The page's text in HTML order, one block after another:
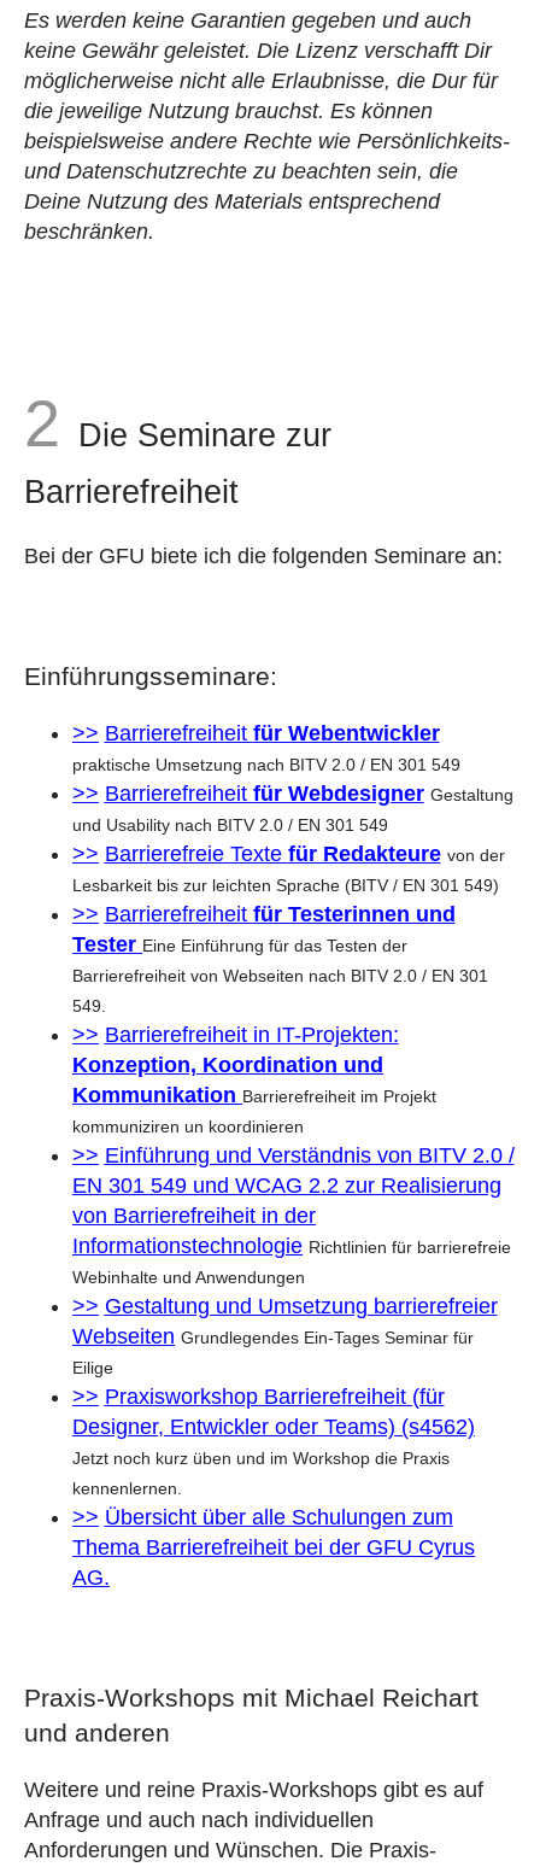
Es werden keine Garantien gegeben und auch
keine Gewähr geleistet. Die Lizenz verschafft Dir
möglicherweise nicht alle Erlaubnisse, die Dur für
die jeweilige Nutzung brauchst. Es können
beispielsweise andere Rechte wie Persönlichkeits-
und Datenschutzrechte zu beachten sein, die
Deine Nutzung des Materials entsprechend
beschränken.
Die Seminare zur
Barrierefreiheit
Bei der GFU biete ich die folgenden Seminare an:
Einführungsseminare:
Barrierefreiheit für Webentwickler
praktische Umsetzung nach BITV 2.0 / EN 301 549
Barrierefreiheit für Webdesigner Gestaltung
und Usability nach BITV 2.0 / EN 301 549
Barrierefreie Texte für Redakteure von der
Lesbarkeit bis zur leichten Sprache (BITV / EN 301 549)
Barrierefreiheit für Testerinnen und
Tester Eine Einführung für das Testen der
Barrierefreiheit von Webseiten nach BITV 2.0 / EN 301
549.
Barrierefreiheit in IT-Projekten:
Konzeption, Koordination und
Kommunikation Barrierefreiheit im Projekt
kommuniziren un koordinieren
Einführung und Verständnis von BITV 2.0 /
EN 301 549 und WCAG 2.2 zur Realisierung
von Barrierefreiheit in der
Informationstechnologie Richtlinien für barrierefreie
Webinhalte und Anwendungen
Gestaltung und Umsetzung barrierefreier
Webseiten Grundlegendes Ein-Tages Seminar für
Eilige
Praxisworkshop Barrierefreiheit (für
Designer, Entwickler oder Teams) (s4562)
Jetzt noch kurz üben und im Workshop die Praxis
kennenlernen.
Übersicht über alle Schulungen zum
Thema Barrierefreiheit bei der GFU Cyrus
AG.
Praxis-Workshops mit Michael Reichart
und anderen
Weitere und reine Praxis-Workshops gibt es auf
Anfrage und auch nach individuellen
Anforderungen und Wünschen. Die Praxis-